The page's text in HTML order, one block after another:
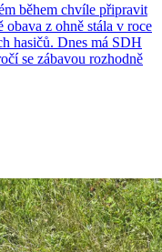
během chvíle připravit
obava z ohně stála v roce
hasičů. Dnes má SDH
se zábavou rozhodně